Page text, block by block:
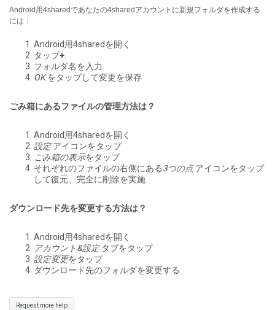
Android用4sharedであなたの4sharedアカウントに新規フォルダを作成する
には：
Android用4sharedを開く
タップ+.
フォルダ名を入力
OKをタップして変更を保存
ごみ箱にあるファイルの管理方法は？
Android用4sharedを開く
設定アイコンをタップ
ごみ箱の表示をタップ
それぞれのファイルの右側にある3つの点アイコンをタップ
して復元、完全に削除を実施
ダウンロード先を変更する方法は？
Android用4sharedを開く
アカウント&設定タブをタップ
設定変更をタップ
ダウンロード先のフォルダを変更する
Request more help